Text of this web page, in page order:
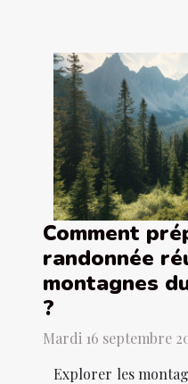
Comment
randonnée
montagnes
?
Mardi 16 septembre
Explorer les